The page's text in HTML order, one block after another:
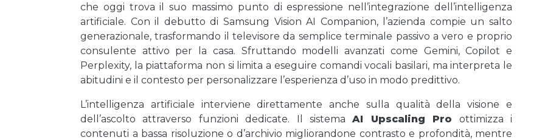
che oggi trova il suo massimo punto di espressione nell’integrazione dell’intelligenza
artificiale. Con il debutto di Samsung Vision AI Companion, l’azienda compie un salto
generazionale, trasformando il televisore da semplice terminale passivo a vero e proprio
consulente attivo per la casa. Sfruttando modelli avanzati come Gemini, Copilot e
Perplexity, la piattaforma non si limita a eseguire comandi vocali basilari, ma interpreta le
abitudini e il contesto per personalizzare l’esperienza d’uso in modo predittivo.
L’intelligenza artificiale interviene direttamente anche sulla qualità della visione e
dell’ascolto attraverso funzioni dedicate. Il sistemaAI Upscaling Pro ottimizza i
contenuti a bassa risoluzione o d’archivio migliorandone contrasto e profondità, mentre